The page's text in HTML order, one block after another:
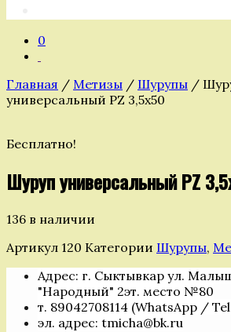
0
Главная / Метизы / Шурупы /
универсальный PZ 3,5х50
Бесплатно!
Шуруп универсальный PZ
136 в наличии
Артикул 120 Категории Шурупы,
Адрес: г. Сыктывкар ул.
"Народный" 2эт. место №80
т. 89042708114 (WhatsApp /
эл. адрес: tmicha@bk.ru